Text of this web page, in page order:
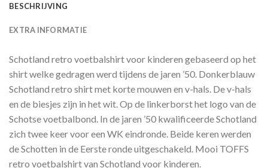
BESCHRIJVING
EXTRA INFORMATIE
Schotland retro voetbalshirt voor kinderen gebaseerd op het
shirt welke gedragen werd tijdens de jaren ’50. Donkerblauw
Schotland retro shirt met korte mouwen en v-hals. De v-hals
en de biesjes zijn in het wit. Op de linkerborst het logo van de
Schotse voetbalbond. In de jaren ’50 kwalificeerde Schotland
zich twee keer voor een WK eindronde. Beide keren werden
de Schotten in de Eerste ronde uitgeschakeld. Mooi TOFFS
retro voetbalshirt van Schotland voor kinderen.